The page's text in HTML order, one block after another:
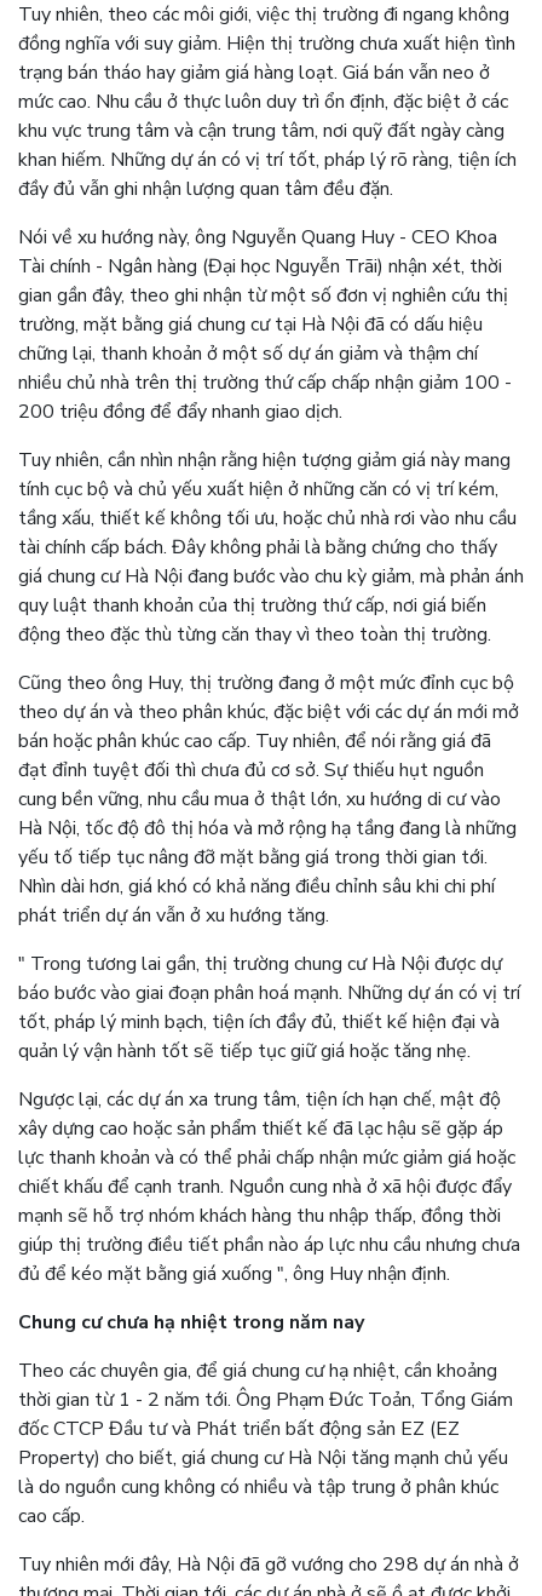
Tuy nhiên, theo các môi giới, việc thị trường đi ngang không
đồng nghĩa với suy giảm. Hiện thị trường chưa xuất hiện tình
trạng bán tháo hay giảm giá hàng loạt. Giá bán vẫn neo ở
mức cao. Nhu cầu ở thực luôn duy trì ổn định, đặc biệt ở các
khu vực trung tâm và cận trung tâm, nơi quỹ đất ngày càng
khan hiếm. Những dự án có vị trí tốt, pháp lý rõ ràng, tiện ích
đầy đủ vẫn ghi nhận lượng quan tâm đều đặn.
Nói về xu hướng này, ông Nguyễn Quang Huy - CEO Khoa
Tài chính - Ngân hàng (Đại học Nguyễn Trãi) nhận xét, thời
gian gần đây, theo ghi nhận từ một số đơn vị nghiên cứu thị
trường, mặt bằng giá chung cư tại Hà Nội đã có dấu hiệu
chững lại, thanh khoản ở một số dự án giảm và thậm chí
nhiều chủ nhà trên thị trường thứ cấp chấp nhận giảm 100 -
200 triệu đồng để đẩy nhanh giao dịch.
Tuy nhiên, cần nhìn nhận rằng hiện tượng giảm giá này mang
tính cục bộ và chủ yếu xuất hiện ở những căn có vị trí kém,
tầng xấu, thiết kế không tối ưu, hoặc chủ nhà rơi vào nhu cầu
tài chính cấp bách. Đây không phải là bằng chứng cho thấy
giá chung cư Hà Nội đang bước vào chu kỳ giảm, mà phản ánh
quy luật thanh khoản của thị trường thứ cấp, nơi giá biến
động theo đặc thù từng căn thay vì theo toàn thị trường.
Cũng theo ông Huy, thị trường đang ở một mức đỉnh cục bộ
theo dự án và theo phân khúc, đặc biệt với các dự án mới mở
bán hoặc phân khúc cao cấp. Tuy nhiên, để nói rằng giá đã
đạt đỉnh tuyệt đối thì chưa đủ cơ sở. Sự thiếu hụt nguồn
cung bền vững, nhu cầu mua ở thật lớn, xu hướng di cư vào
Hà Nội, tốc độ đô thị hóa và mở rộng hạ tầng đang là những
yếu tố tiếp tục nâng đỡ mặt bằng giá trong thời gian tới.
Nhìn dài hơn, giá khó có khả năng điều chỉnh sâu khi chi phí
phát triển dự án vẫn ở xu hướng tăng.
" Trong tương lai gần, thị trường chung cư Hà Nội được dự
báo bước vào giai đoạn phân hoá mạnh. Những dự án có vị trí
tốt, pháp lý minh bạch, tiện ích đầy đủ, thiết kế hiện đại và
quản lý vận hành tốt sẽ tiếp tục giữ giá hoặc tăng nhẹ.
Ngược lại, các dự án xa trung tâm, tiện ích hạn chế, mật độ
xây dựng cao hoặc sản phẩm thiết kế đã lạc hậu sẽ gặp áp
lực thanh khoản và có thể phải chấp nhận mức giảm giá hoặc
chiết khấu để cạnh tranh. Nguồn cung nhà ở xã hội được đẩy
mạnh sẽ hỗ trợ nhóm khách hàng thu nhập thấp, đồng thời
giúp thị trường điều tiết phần nào áp lực nhu cầu nhưng chưa
đủ để kéo mặt bằng giá xuống ", ông Huy nhận định.
Chung cư chưa hạ nhiệt trong năm nay
Theo các chuyên gia, để giá chung cư hạ nhiệt, cần khoảng
thời gian từ 1 - 2 năm tới. Ông Phạm Đức Toản, Tổng Giám
đốc CTCP Đầu tư và Phát triển bất động sản EZ (EZ
Property) cho biết, giá chung cư Hà Nội tăng mạnh chủ yếu
là do nguồn cung không có nhiều và tập trung ở phân khúc
cao cấp.
Tuy nhiên mới đây, Hà Nội đã gỡ vướng cho 298 dự án nhà ở